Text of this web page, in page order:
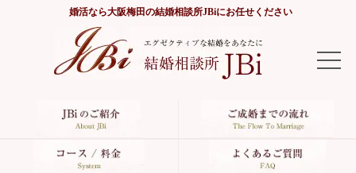
婚活なら大阪梅田の結婚相談所JBiにお任せください
TOP